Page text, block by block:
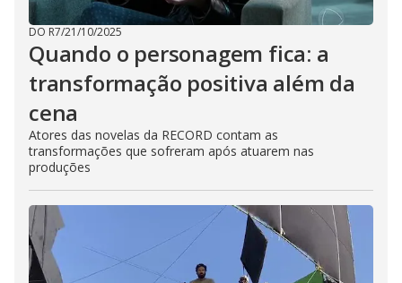
DO R7/21/10/2025
Quando o personagem fica: a
transformação positiva além da
cena
Atores das novelas da RECORD contam as
transformações que sofreram após atuarem nas
produções